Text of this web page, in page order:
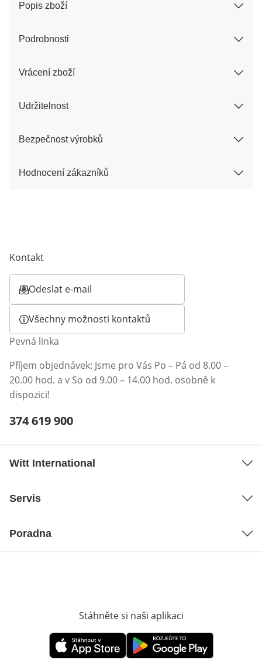
Popis zboží
Podrobnosti
Vrácení zboží
Udržitelnost
Bezpečnost výrobků
Hodnocení zákazníků
Kontakt
Odeslat e-mail
Otevírá e-mailového klienta
Všechny možnosti kontaktů
Pevná linka
Příjem objednávek: Jsme pro Vás Po – Pá od 8.00 –
20.00 hod. a v So od 9.00 – 14.00 hod. osobně k
dispozici!
Telefonní číslo:
374 619 900
Witt International
Servis
Poradna
Stáhněte si naši aplikaci
Otevře v novém okněOtevře v novém okně